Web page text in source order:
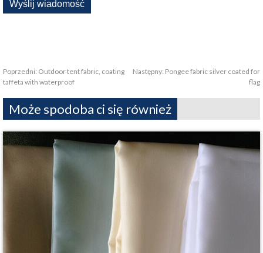
Poprzedni: Outdoor tent fabric, coating
taffeta with waterproof
Następny: Pongee fabric silver coated for
flag
Może spodoba ci się również